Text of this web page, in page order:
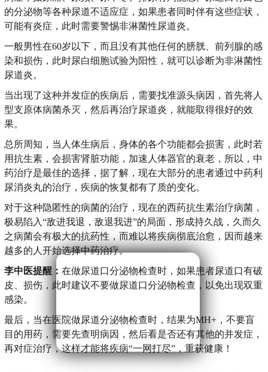
的分泌物等各种尿道不适应症，如果患者同时伴有这些症状，
可能有炎症，此时需要警惕非淋菌性尿道炎。
一般男性在60岁以下，而且没有其他任何的膀胱、前列腺的感
染和损伤，此时尿白细胞试验为阳性，就可以诊断为非淋菌性
尿道炎。
当出现了这种并发症的疾病后，需要找准源头病因，首先将人
型支原体病菌杀灭，然后再治疗尿道炎，就能取得很好的效
果。
总所周知，当人体生病后，身体的各个功能都会损害，此时若
用抗生素，会损害肾脏功能，加速人体器官的衰老，所以，中
药治疗是最佳的选择，据了解，现在大部分的患者通过中药利
尿消炎丸的治疗，疾病的恢复都有了质的变化。
对于这种隐匿性的病菌的治疗，现在的西药抗生素治疗病菌，
极易陷入“敌进我退，敌退我进”的局面，形成持久战，久而久
之病菌会有极大的抗药性，而难以将疾病彻底治愈，因而越来
越多的人开始选择中药治疗。
李中医提醒： 在做尿道口分泌物检查时，如果患者尿道口有破
皮、损伤，此时建议不要做尿道口分泌物检查，以免出现双重
感染。
最后，当在医院做尿道分泌物检查时，结果为MH+，不要盲
目的用药，需要先查明病因，然后看是否还有其他的并发症，
再对症治疗，这样才能将疾病“一网打尽”，重获健康！